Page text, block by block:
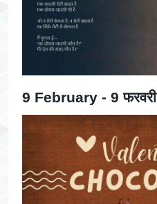
9 February - 9 फरवरी